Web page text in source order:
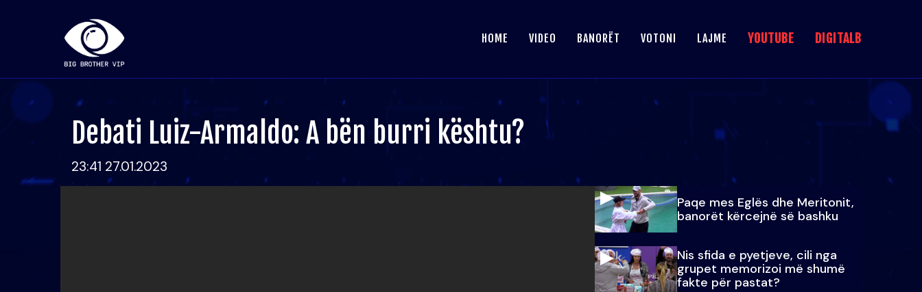
HOME VIDEO BANORËT VOTONI LAJME YOUTUBE DIGITALB
Debati Luiz-Armaldo: A bën burri kështu?
23:41 27.01.2023
Paqe mes Eglës dhe Meritonit,
banorët kërcejnë së bashku
Nis sfida e pyetjeve, cili nga
grupet memorizoi më shumë
fakte për pastat?